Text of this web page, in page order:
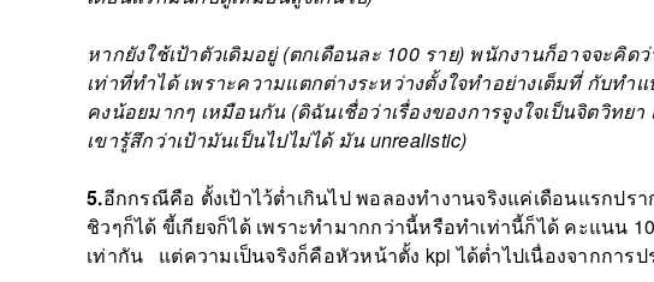
หากยังใช้เป้าตัวเดิมอยู่ (ตกเดือนละ 100 ราย) พนักงานก็อาจจะคิ
เท่าที่ทำได้ เพราะความแตกต่างระหว่างตั้งใจทำอย่างเต็มที่ กับทำ
คงน้อยมากๆ เหมือนกัน (ดิฉันเชื่อว่าเรื่องของการจูงใจเป็นจิตวิทย
เขารู้สึกว่าเป้ามันเป็นไปไม่ได้ มัน unrealistic)
5.อีกกรณีคือ ตั้งเป้าไว้ต่ำเกินไป พอลองทำงานจริงแค่เดือนแรกป
ชิวๆก็ได้ ขี้เกียจก็ได้ เพราะทำมากกว่านี้หรือทำเท่านี้ก็ได้ คะแนน
เท่ากัน แต่ความเป็นจริงก็คือหัวหน้าตั้ง kpi ได้ต่ำไปเนื่องจากการ